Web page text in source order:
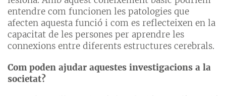
entendre com funcionen les patologies que
afecten aquesta funció i com es reflecteixen en la
capacitat de les persones per aprendre les
connexions entre diferents estructures cerebrals.
Com poden ajudar aquestes investigacions a la
societat?